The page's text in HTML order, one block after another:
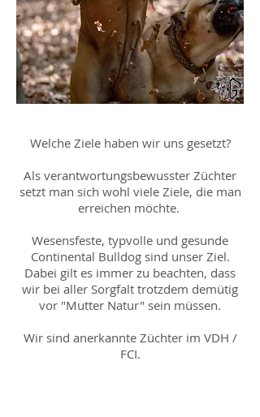
Welche Ziele haben wir uns gesetzt?
Als verantwortungsbewusster Züchter
setzt man sich wohl viele Ziele, die man
erreichen möchte.
Wesensfeste, typvolle und gesunde
Continental Bulldog sind unser Ziel.
Dabei gilt es immer zu beachten, dass
wir bei aller Sorgfalt trotzdem demütig
vor "Mutter Natur" sein müssen.
Wir sind anerkannte Züchter im VDH /
FCI.